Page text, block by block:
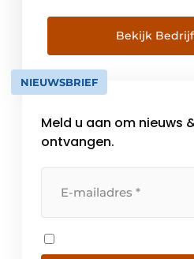
Bekijk
NIEUWSBRIEF
Meld u aan om nieuws
ontvangen.